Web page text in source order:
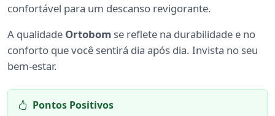
confortável para um descanso revigorante.
A qualidade Ortobom se reflete na durabilidade e no
conforto que você sentirá dia após dia. Invista no seu
bem-estar.
Pontos Positivos